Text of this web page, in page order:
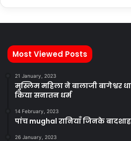
Most Viewed Posts
21 January, 2023
मुस्लिम महिला ने बालाजी बागेश्वर
किया सनातन धर्म
14 February, 2023
पांच mughal रानियाँ जिनके
26 January, 2023